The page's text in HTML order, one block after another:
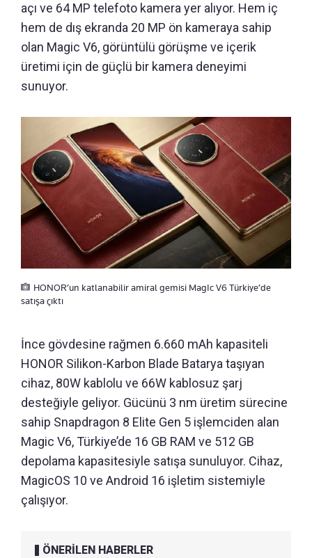
açı ve 64 MP telefoto kamera yer alıyor. Hem iç
hem de dış ekranda 20 MP ön kameraya sahip
olan Magic V6, görüntülü görüşme ve içerik
üretimi için de güçlü bir kamera deneyimi
sunuyor.
HONOR’un katlanabilir amiral gemisi MagIc V6 Türkiye’de
satışa çıktı
İnce gövdesine rağmen 6.660 mAh kapasiteli
HONOR Silikon-Karbon Blade Batarya taşıyan
cihaz, 80W kablolu ve 66W kablosuz şarj
desteğiyle geliyor. Gücünü 3 nm üretim sürecine
sahip Snapdragon 8 Elite Gen 5 işlemciden alan
Magic V6, Türkiye’de 16 GB RAM ve 512 GB
depolama kapasitesiyle satışa sunuluyor. Cihaz,
MagicOS 10 ve Android 16 işletim sistemiyle
çalışıyor.
ÖNERİLEN HABERLER